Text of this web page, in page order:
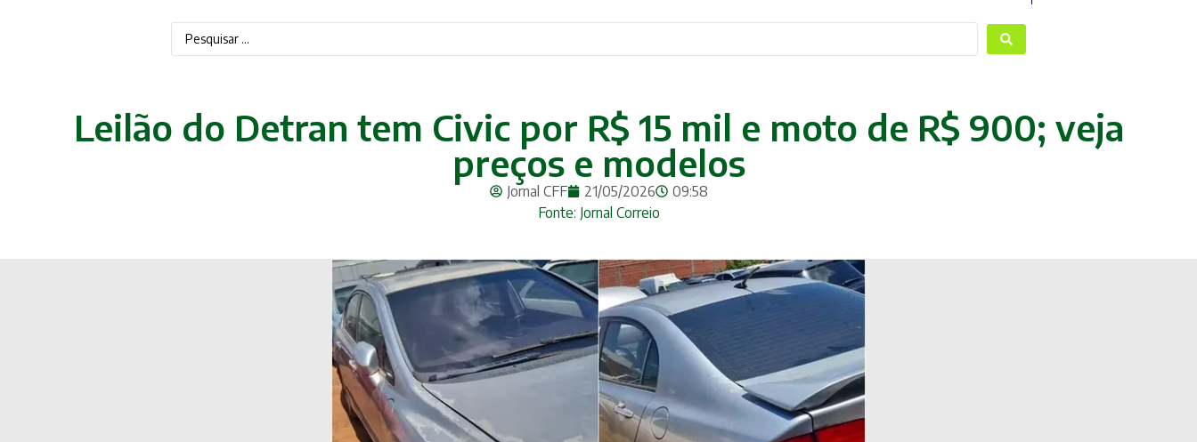
Leilão do Detran tem Civic por R$ 15 mil e moto de R$ 900; veja
preços e modelos
Jornal CFF 21/05/2026
09:58
Fonte: Jornal Correio